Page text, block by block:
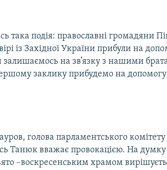
така подія: православні громадяни
із Західної України прибули на
на зв’язку з нашими
заклику прибудемо на
голова парламентського
Танюк вважає провокацією. На думку
–воскресенським храмом